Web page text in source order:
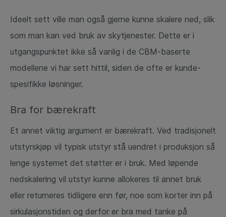
Ideelt sett ville man også gjerne kunne skalere ned, slik
som man kan ved bruk av skytjenester. Dette er i
utgangspunktet ikke så vanlig i de CBM-baserte
modellene vi har sett hittil, siden de ofte er kunde-
spesifikke løsninger.
Bra for bærekraft
Et annet viktig argument er bærekraft. Ved tradisjonelt
utstyrskjøp vil typisk utstyr stå uendret i produksjon så
lenge systemet det støtter er i bruk. Med løpende
nedskalering vil utstyr kunne allokeres til annet bruk
eller returneres tidligere enn før, noe som korter inn på
sirkulasjonstiden og derfor er bra med tanke på